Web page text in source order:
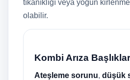
tıkanıklığı veya yoğun
olabilir.
Kombi Arıza
Ateşleme sorunu, düşük